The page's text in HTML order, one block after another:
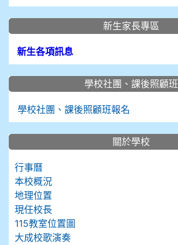
新生家長專區
新生各項訊息
學校社團、課後照顧班
學校社團、課後照顧班報名
關於學校
行事曆
本校概況
地理位置
現任校長
115教室位置圖
大成校歌演奏